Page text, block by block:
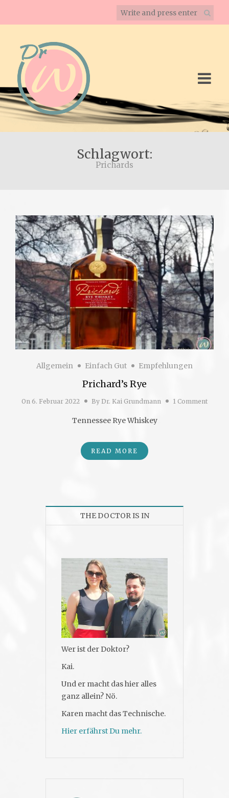
Schlagwort:
Prichards
Allgemein Einfach Gut Empfehlungen
Prichard’s Rye
On 6. Februar 2022 By Dr. Kai Grundmann 1 Comment
Tennessee Rye Whiskey
READ MORE
THE DOCTOR IS IN
Wer ist der Doktor?
Kai.
Und er macht das hier alles
ganz allein? Nö.
Karen macht das Technische.
Hier erfährst Du mehr.